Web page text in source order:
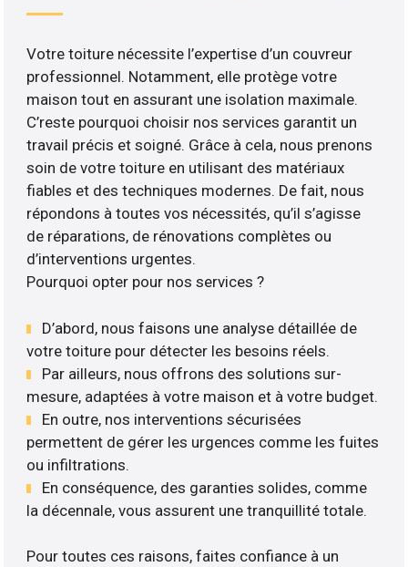
Votre toiture nécessite l’expertise d’un couvreur
professionnel. Notamment, elle protège votre
maison tout en assurant une isolation maximale.
C’reste pourquoi choisir nos services garantit un
travail précis et soigné. Grâce à cela, nous prenons
soin de votre toiture en utilisant des matériaux
fiables et des techniques modernes. De fait, nous
répondons à toutes vos nécessités, qu’il s’agisse
de réparations, de rénovations complètes ou
d’interventions urgentes.
Pourquoi opter pour nos services ?
D’abord, nous faisons une analyse détaillée de
votre toiture pour détecter les besoins réels.
Par ailleurs, nous offrons des solutions sur-
mesure, adaptées à votre maison et à votre budget.
En outre, nos interventions sécurisées
permettent de gérer les urgences comme les fuites
ou infiltrations.
En conséquence, des garanties solides, comme
la décennale, vous assurent une tranquillité totale.
Pour toutes ces raisons, faites confiance à un